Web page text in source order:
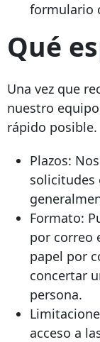
formulario
Qué
Una vez que
nuestro
rápido posible.
Plazos:
solicitudes
Formato:
por correo
papel por
concertar
persona.
acceso a